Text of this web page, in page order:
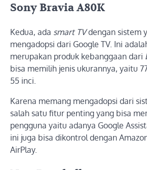
Sony Bravia A80K
Kedua, ada smart TVdengan sistem
mengadopsi dari Google TV. Ini
merupakan produk kebanggaan dari
bisa memilih jenis ukurannya, yaitu
55 inci.
Karena memang mengadopsi dari
salah satu fitur penting yang bisa
pengguna yaitu adanya Google
ini juga bisa dikontrol dengan
AirPlay.